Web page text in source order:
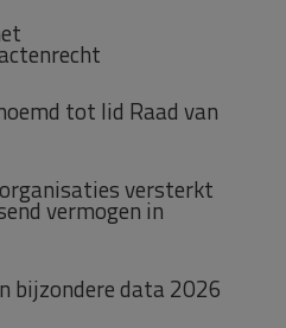
tot lid Raad van
versterkt
vermogen in
bijzondere data 2026